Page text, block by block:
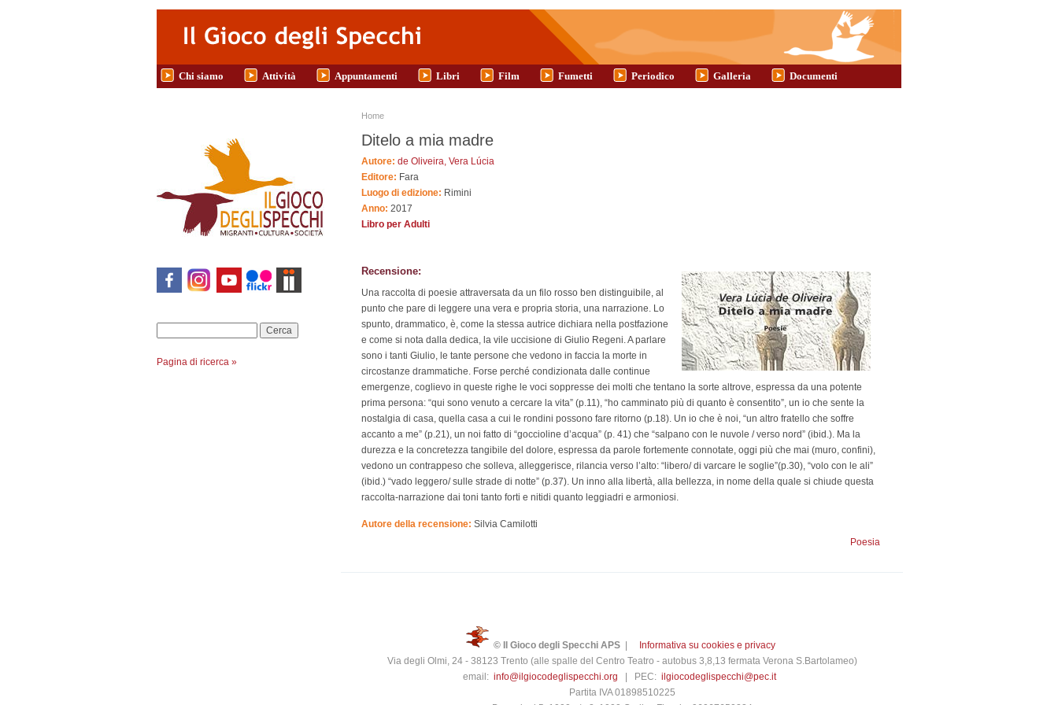
Chi siamo Attività Appuntamenti Libri Film Fumetti Periodico Galleria Documenti
Pagina di ricerca »
Tu sei qui
Home
Ditelo a mia madre
Autore: de Oliveira, Vera Lúcia
Editore: Fara
Luogo di edizione: Rimini
Anno: 2017
Libro per Adulti
Recensione:
Una raccolta di poesie attraversata da un filo rosso ben distinguibile, al
punto che pare di leggere una vera e propria storia, una narrazione. Lo
spunto, drammatico, è, come la stessa autrice dichiara nella postfazione
e come si nota dalla dedica, la vile uccisione di Giulio Regeni. A parlare
sono i tanti Giulio, le tante persone che vedono in faccia la morte in
circostanze drammatiche. Forse perché condizionata dalle continue
emergenze, coglievo in queste righe le voci soppresse dei molti che tentano la sorte altrove, espressa da una potente
prima persona: “qui sono venuto a cercare la vita” (p.11), “ho camminato più di quanto è consentito”, un io che sente la
nostalgia di casa, quella casa a cui le rondini possono fare ritorno (p.18). Un io che è noi, “un altro fratello che soffre
accanto a me” (p.21), un noi fatto di “goccioline d’acqua” (p. 41) che “salpano con le nuvole / verso nord” (ibid.). Ma la
durezza e la concretezza tangibile del dolore, espressa da parole fortemente connotate, oggi più che mai (muro, confini),
vedono un contrappeso che solleva, alleggerisce, rilancia verso l’alto: “libero/ di varcare le soglie”(p.30), “volo con le ali”
(ibid.) “vado leggero/ sulle strade di notte” (p.37). Un inno alla libertà, alla bellezza, in nome della quale si chiude questa
raccolta-narrazione dai toni tanto forti e nitidi quanto leggiadri e armoniosi.
Autore della recensione: Silvia Camilotti
Poesia
© Il Gioco degli Specchi APS|
Informativa su cookies e privacy
Via degli Olmi, 24 - 38123 Trento (alle spalle del Centro Teatro - autobus 3,8,13 fermata Verona S.Bartolameo)
email: info@ilgiocodeglispecchi.org | PEC: ilgiocodeglispecchi@pec.it
Partita IVA 01898510225